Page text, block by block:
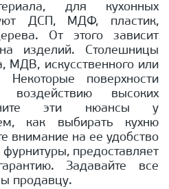
для кухонных
ДСП, МДФ, пластик,
От этого зависит
изделий. Столешницы
МДВ, искусственного или
Некоторые поверхности
воздействию высоких
эти нюансы у
как выбирать кухню
внимание на ее удобство
предоставляет
Задавайте все
продавцу.